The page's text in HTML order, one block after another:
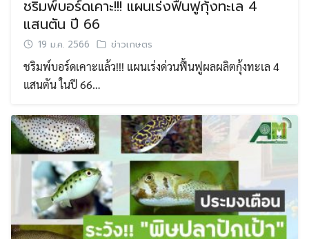
ชริมพ์บอร์ดเคาะ!!! แผนเร่งฟื้นฟูกุ้งทะเล 4
แสนตัน ปี 66
19 ม.ค. 2566 ข่าวเกษตร
ชริมพ์บอร์ดเคาะแล้ว!!! แผนเร่งด่วนฟื้นฟูผลผลิตกุ้งทะเล 4
แสนตัน ในปี 66…